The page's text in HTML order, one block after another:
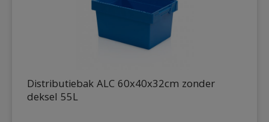
Distributiebak ALC 60x40x32cm zonder
deksel 55L